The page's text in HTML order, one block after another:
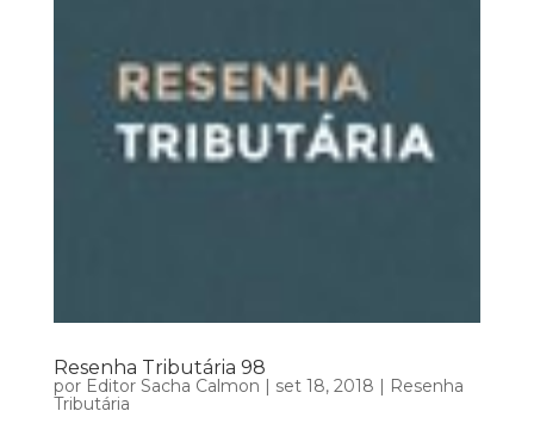
Resenha Tributária 98
por Editor Sacha Calmon set 18, 2018
Resenha
Tributária